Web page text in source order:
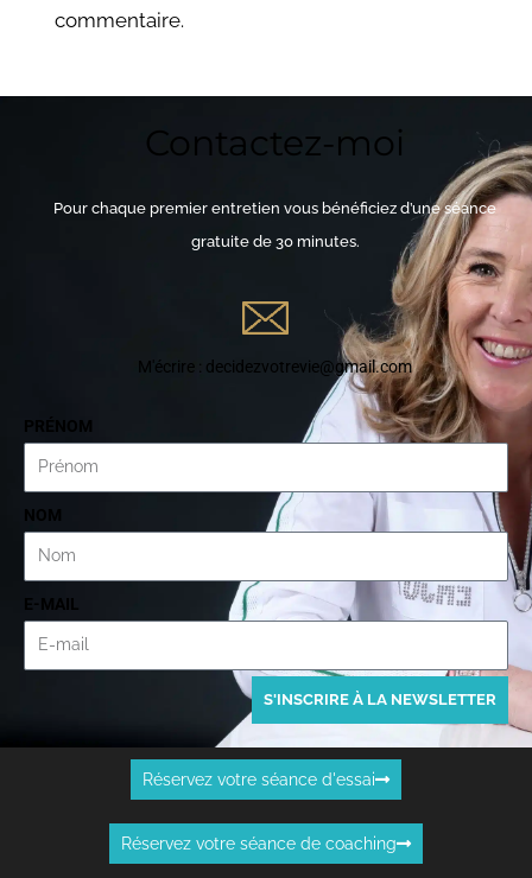
commentaire.
Contactez-moi
Pour chaque premier entretien vous bénéficiez d’une séance
gratuite de 30 minutes.
M'écrire : decidezvotrevie@gmail.com
PRÉNOM
NOM
E-MAIL
S'INSCRIRE À LA NEWSLETTER
Réservez votre séance d'essai
Réservez votre séance de coaching